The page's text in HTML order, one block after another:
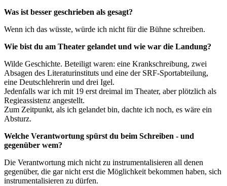
Was ist besser geschrieben als gesagt?
Wenn ich das wüsste, würde ich nicht für die Bühne schreiben.
Wie bist du am Theater gelandet und wie war die Landung?
Wilde Geschichte. Beteiligt waren: eine Krankschreibung, zwei
Absagen des Literaturinstituts und eine der SRF-Sportabteilung,
eine Deutschlehrerin und drei Igel.
Jedenfalls war ich mit 19 erst dreimal im Theater, aber plötzlich als
Regieassistenz angestellt.
Zum Zeitpunkt, als ich gelandet bin, dachte ich noch, es wäre ein
Absturz.
Welche Verantwortung spürst du beim Schreiben - und
gegenüber wem?
Die Verantwortung mich nicht zu instrumentalisieren all denen
gegenüber, die gar nicht erst die Möglichkeit bekommen haben, sich
instrumentalisieren zu dürfen.